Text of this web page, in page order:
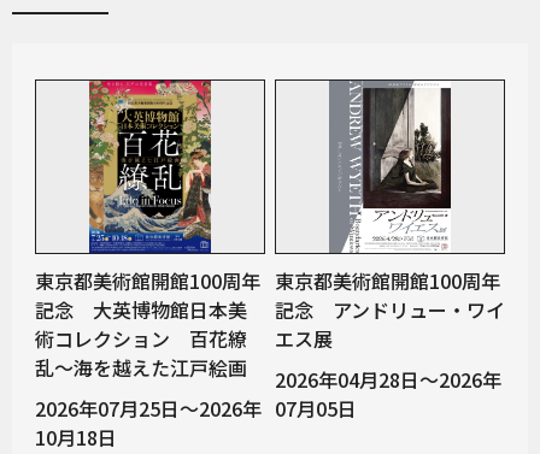
東京都美術館開館100周年
記念 大英博物館日本美
術コレクション 百花繚
乱～海を越えた江戸絵画
2026年07月25日～2026年
10月18日
東京都美術館開館100周年
記念 アンドリュー・ワイ
エス展
2026年04月28日～2026年
07月05日